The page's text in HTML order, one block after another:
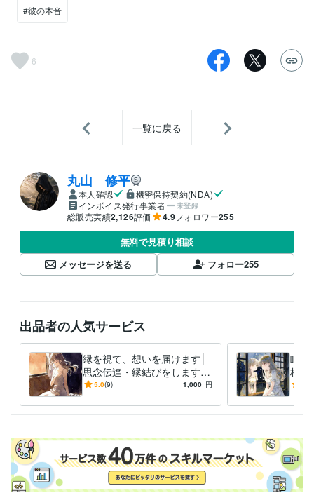
#彼の本音
6
一覧に戻る
丸山 修平
本人確認
機密保持契約(NDA)
インボイス発行事業者
未登録
総販売実績2,126評価 4.9フォロワー255
無料で見積り相談
メッセージを送る
フォロー255
出品者の人気サービス
縁を視て、想いを届けます│
思念伝達・縁結びをします
言葉にできない想いも、魂は
5.0(9) 1,000 円
眠れ
枚で
と探